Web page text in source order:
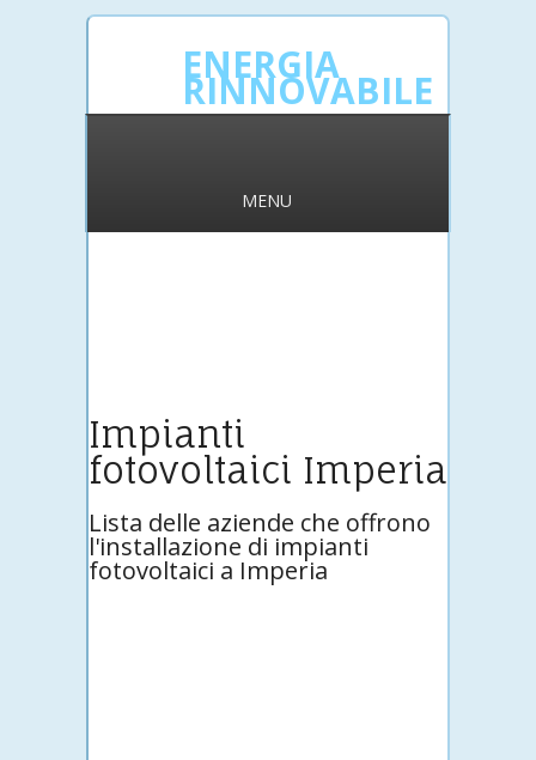
ENERGIA
RINNOVABILE
MENU
Impianti
fotovoltaici Imperia
Lista delle aziende che offrono
l'installazione di impianti
fotovoltaici a Imperia